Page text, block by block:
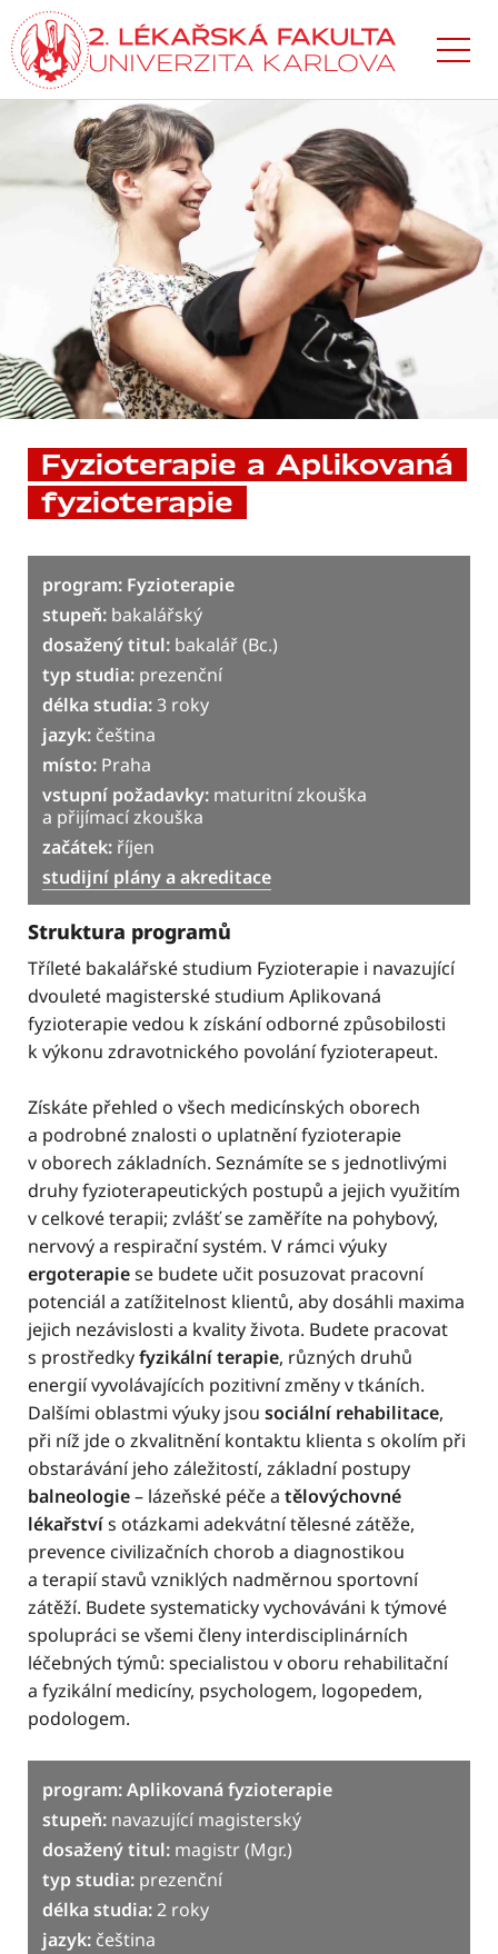
Přejít
k hlavnímu
obsahu
Fyzioterapie a Aplikovaná
fyzioterapie
program: Fyzioterapie
stupeň: bakalářský
dosažený titul: bakalář (Bc.)
typ studia: prezenční
délka studia:3 roky
jazyk: čeština
místo: Praha
vstupní požadavky: maturitní zkouška
a přijímací zkouška
začátek: říjen
studijní plány a akreditace
Struktura programů
Tříleté bakalářské studium Fyzioterapie i navazující
dvouleté magisterské studium Aplikovaná
fyzioterapie vedou k získání odborné způsobilosti
k výkonu zdravotnického povolání fyzioterapeut.
Získáte přehled o všech medicínských oborech
a podrobné znalosti o uplatnění fyzioterapie
v oborech základních. Seznámíte se s jednotlivými
druhy fyzioterapeutických postupů a jejich využitím
v celkové terapii; zvlášť se zaměříte na pohybový,
nervový a respirační systém. V rámci výuky
ergoterapiese budete učit posuzovat pracovní
potenciál a zatížitelnost klientů, aby dosáhli maxima
jejich nezávislosti a kvality života. Budete pracovat
s prostředkyfyzikální terapie, různých druhů
energií vyvolávajících pozitivní změny v tkáních.
Dalšími oblastmi výuky jsou sociální rehabilitace,
při níž jde o zkvalitnění kontaktu klienta s okolím při
obstarávání jeho záležitostí, základní postupy
balneologie– lázeňské péče a tělovýchovné
lékařstvís otázkami adekvátní tělesné zátěže,
prevence civilizačních chorob a diagnostikou
a terapií stavů vzniklých nadměrnou sportovní
zátěží. Budete systematicky vychováváni k týmové
spolupráci se všemi členy interdisciplinárních
léčebných týmů: specialistou v oboru rehabilitační
a fyzikální medicíny, psychologem, logopedem,
podologem.
program: Aplikovaná fyzioterapie
stupeň: navazující magisterský
dosažený titul: magistr (Mgr.)
typ studia: prezenční
délka studia:2 roky
jazyk: čeština